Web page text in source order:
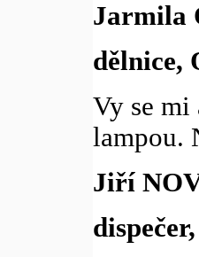
Jarmila
dělnice,
Vy se mi
lampou.
Jiří